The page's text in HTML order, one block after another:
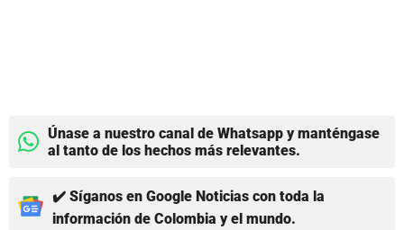
Únase a nuestro canal de Whatsapp y manténgase
al tanto de los hechos más relevantes.
✔️ Síganos en Google Noticias con toda la
información de Colombia y el mundo.